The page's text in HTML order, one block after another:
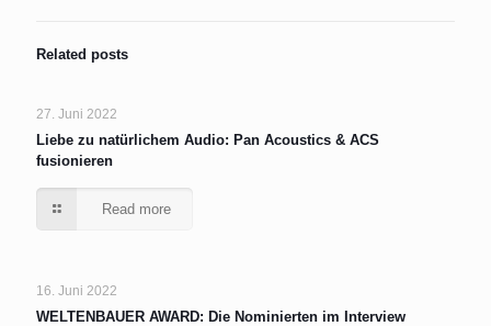
Related posts
27. Juni 2022
Liebe zu natürlichem Audio: Pan Acoustics & ACS
fusionieren
Read more
16. Juni 2022
WELTENBAUER AWARD: Die Nominierten im Interview